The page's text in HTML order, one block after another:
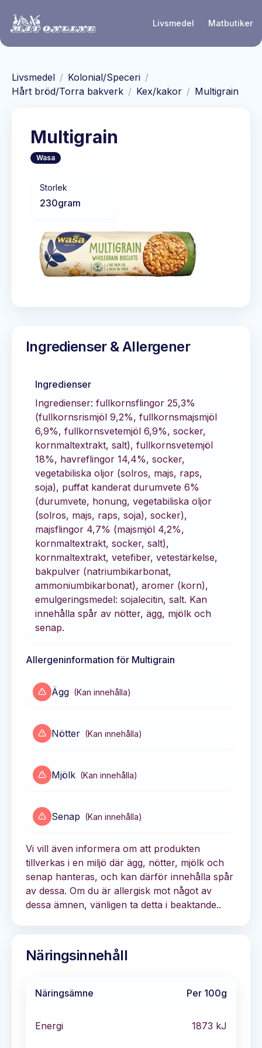
Livsmedel Matbutiker
Livsmedel / Kolonial/Speceri /
Hårt bröd/Torra bakverk / Kex/kakor / Multigrain
Multigrain
Wasa
Storlek
230gram
Ingredienser & Allergener
Ingredienser
Ingredienser: fullkornsflingor 25,3%
(fullkornsrismjöl 9,2%, fullkornsmajsmjöl
6,9%, fullkornsvetemjöl 6,9%, socker,
kornmaltextrakt, salt), fullkornsvetemjöl
18%, havreflingor 14,4%, socker,
vegetabiliska oljor (solros, majs, raps,
soja), puffat kanderat durumvete 6%
(durumvete, honung, vegetabiliska oljor
(solros, majs, raps, soja), socker),
majsflingor 4,7% (majsmjöl 4,2%,
kornmaltextrakt, socker, salt),
kornmaltextrakt, vetefiber, vetestärkelse,
bakpulver (natriumbikarbonat,
ammoniumbikarbonat), aromer (korn),
emulgeringsmedel: sojalecitin, salt. Kan
innehålla spår av nötter, ägg, mjölk och
senap.
Allergeninformation för Multigrain
Ägg (Kan innehålla)
Nötter (Kan innehålla)
Mjölk (Kan innehålla)
Senap (Kan innehålla)
Vi vill även informera om att produkten
tillverkas i en miljö där ägg, nötter, mjölk och
senap hanteras, och kan därför innehålla spår
av dessa. Om du är allergisk mot något av
dessa ämnen, vänligen ta detta i beaktande..
Näringsinnehåll
Näringsämne Per 100g
Energi 1873 kJ